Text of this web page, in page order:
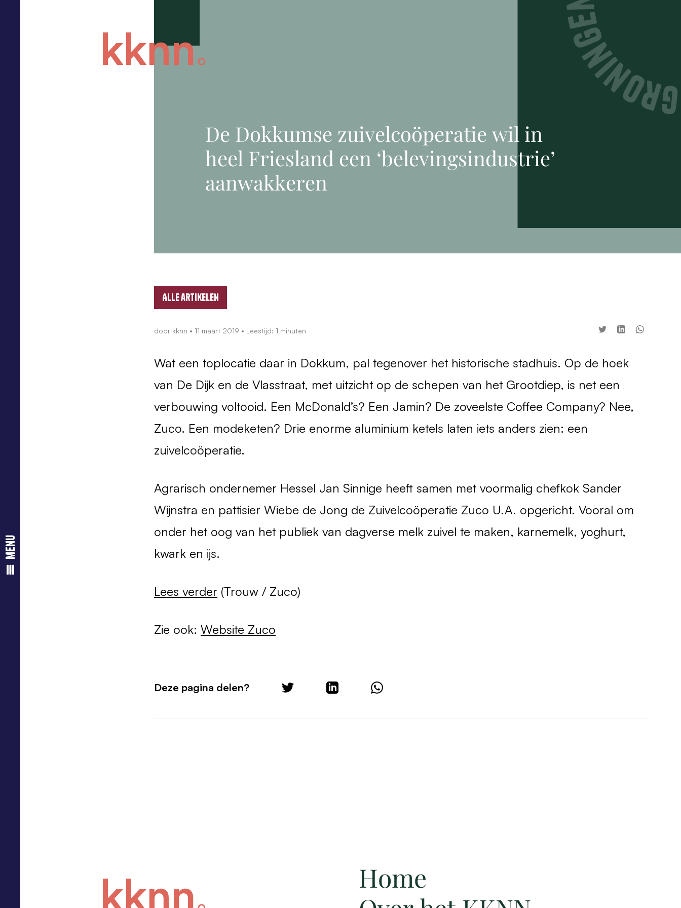
menu
De Dokkumse zuivelcoöperatie wil in
heel Friesland een ‘belevingsindustrie’
aanwakkeren
Alle artikelen
door kknn • 11 maart 2019 • Leestijd: 1 minuten
Wat een toplocatie daar in Dokkum, pal tegenover het historische stadhuis. Op de hoek
van De Dijk en de Vlasstraat, met uitzicht op de schepen van het Grootdiep, is net een
verbouwing voltooid. Een McDonald’s? Een Jamin? De zoveelste Coffee Company? Nee,
Zuco. Een modeketen? Drie enorme aluminium ketels laten iets anders zien: een
zuivelcoöperatie.
Agrarisch ondernemer Hessel Jan Sinnige heeft samen met voormalig chefkok Sander
Wijnstra en pattisier Wiebe de Jong de Zuivelcoöperatie Zuco U.A. opgericht. Vooral om
onder het oog van het publiek van dagverse melk zuivel te maken, karnemelk, yoghurt,
kwark en ijs.
Lees verder (Trouw / Zuco)
Zie ook: Website Zuco
Deze pagina delen?
Home